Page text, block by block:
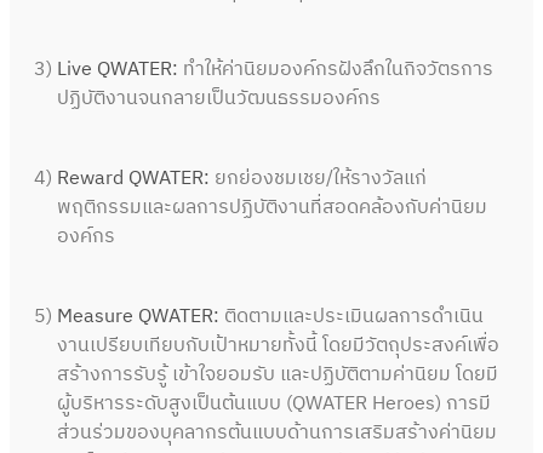
3) Live QWATER: ทำให้ค่านิยมองค์กรฝังลึกในกิจวัตรการ
ปฏิบัติงานจนกลายเป็นวัฒนธรรมองค์กร
4) Reward QWATER: ยกย่องชมเชย/ให้รางวัลแก่
พฤติกรรมและผลการปฏิบัติงานที่สอดคล้องกับค่านิยม
องค์กร
5) Measure QWATER: ติดตามและประเมินผลการดำเนิน
งานเปรียบเทียบกับเป้าหมายทั้งนี้ โดยมีวัตถุประสงค์เพื่อ
สร้างการรับรู้ เข้าใจยอมรับ และปฏิบัติตามค่านิยม โดยมี
ผู้บริหารระดับสูงเป็นต้นแบบ (QWATER Heroes) การมี
ส่วนร่วมของบุคลากรต้นแบบด้านการเสริมสร้างค่านิยม